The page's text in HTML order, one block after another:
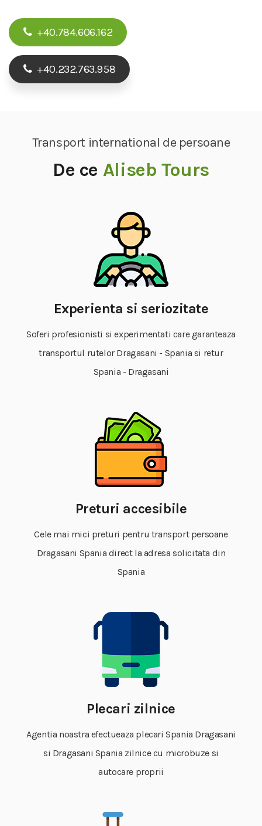
+40.784.606.162
+40.232.763.958
Transport international de persoane
De ce Aliseb Tours
Experienta si seriozitate
Soferi profesionisti si experimentati care garanteaza
transportul rutelor Dragasani - Spania si retur
Spania - Dragasani
Preturi accesibile
Cele mai mici preturi pentru transport persoane
Dragasani Spania direct la adresa solicitata din
Spania
Plecari zilnice
Agentia noastra efectueaza plecari Spania Dragasani
si Dragasani Spania zilnice cu microbuze si
autocare proprii